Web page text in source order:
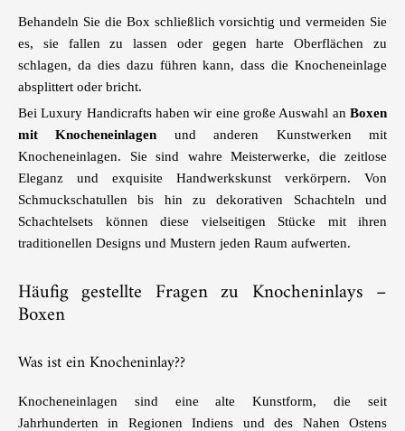
Behandeln Sie die Box schließlich vorsichtig und vermeiden Sie
es, sie fallen zu lassen oder gegen harte Oberflächen zu
schlagen, da dies dazu führen kann, dass die Knocheneinlage
absplittert oder bricht.
Bei Luxury Handicrafts haben wir eine große Auswahl an Boxen
mit Knocheneinlagen und anderen Kunstwerken mit
Knocheneinlagen. Sie sind wahre Meisterwerke, die zeitlose
Eleganz und exquisite Handwerkskunst verkörpern. Von
Schmuckschatullen bis hin zu dekorativen Schachteln und
Schachtelsets können diese vielseitigen Stücke mit ihren
traditionellen Designs und Mustern jeden Raum aufwerten.
Häufig gestellte Fragen zu Knocheninlays –
Boxen
Was ist ein Knocheninlay??
Knocheneinlagen sind eine alte Kunstform, die seit
Jahrhunderten in Regionen Indiens und des Nahen Ostens